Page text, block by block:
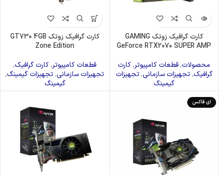
کارت گرافیک زوتک GAMING
GeForce RTX2070 SUPER AMP
محصولات,قطعات کامپیوتر,کارت
گرافیک,تجهیزات سازمانی,تجهیزات
گیمینگ
کارت گرافیک زوتک GT730 4GB
Zone Edition
قطعات کامپیوتر,کارت گرافیک,
تجهیزات سازمانی,تجهیزات گیمینگ,
گیمینگ
ای فاکس